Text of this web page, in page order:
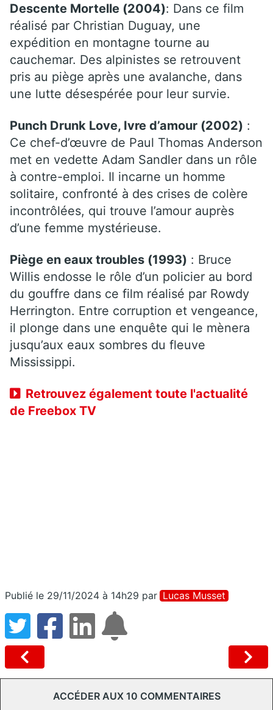
Descente Mortelle (2004): Dans ce film
réalisé par Christian Duguay, une
expédition en montagne tourne au
cauchemar. Des alpinistes se retrouvent
pris au piège après une avalanche, dans
une lutte désespérée pour leur survie.
Punch Drunk Love, Ivre d’amour (2002) :
Ce chef-d’œuvre de Paul Thomas Anderson
met en vedette Adam Sandler dans un rôle
à contre-emploi. Il incarne un homme
solitaire, confronté à des crises de colère
incontrôlées, qui trouve l’amour auprès
d’une femme mystérieuse.
Piège en eaux troubles (1993) : Bruce
Willis endosse le rôle d’un policier au bord
du gouffre dans ce film réalisé par Rowdy
Herrington. Entre corruption et vengeance,
il plonge dans une enquête qui le mènera
jusqu’aux eaux sombres du fleuve
Mississippi.
Retrouvez également toute l'actualité
de Freebox TV
Publié le 29/11/2024 à 14h29 par Lucas Musset
ACCÉDER AUX 10 COMMENTAIRES